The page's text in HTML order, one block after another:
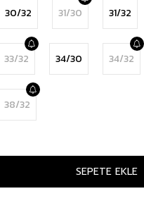
30/32 31/30 31/32
33/32 34/30 34/32
38/32